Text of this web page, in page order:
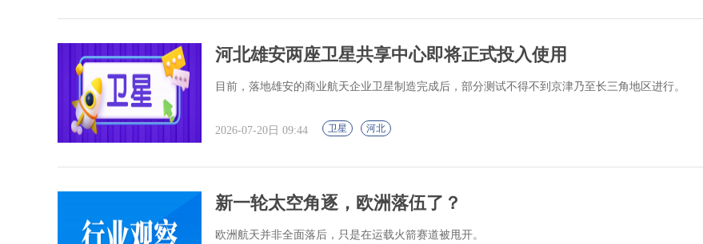
河北雄安两座卫星共享中心即将正式投入使用
目前，落地雄安的商业航天企业卫星制造完成后，部分测试不得不到京津乃至长三角地区进行。
2026-07-20日 09:44 卫星 河北
新一轮太空角逐，欧洲落伍了？
欧洲航天并非全面落后，只是在运载火箭赛道被甩开。